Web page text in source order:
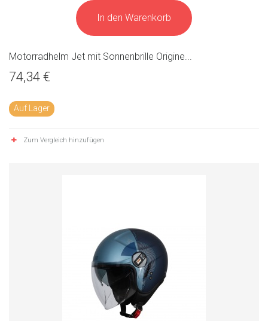
In den Warenkorb
Motorradhelm Jet mit Sonnenbrille Origine...
74,34 €
Auf Lager
Zum Vergleich hinzufügen